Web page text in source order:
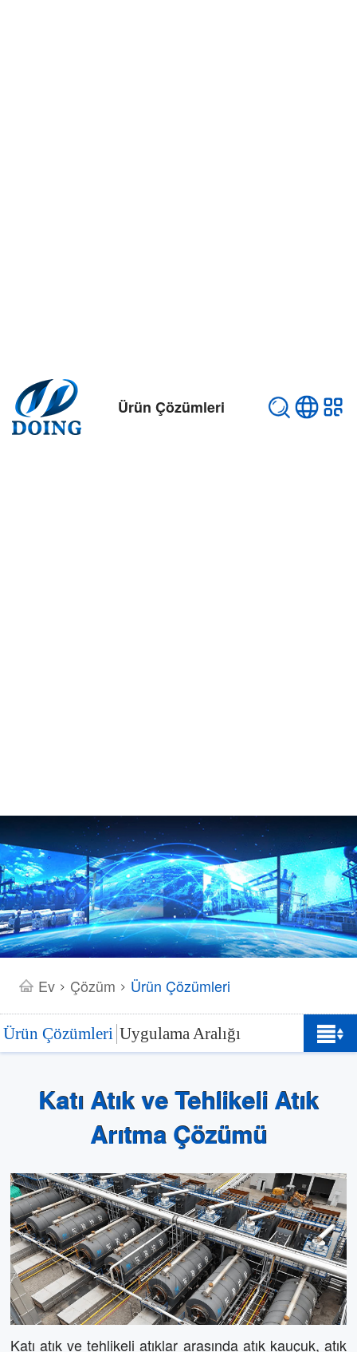
Ürün Çözümleri
Ev> Çözüm > Ürün Çözümleri
Ürün Çözümleri Uygulama Aralığı
Katı Atık ve Tehlikeli Atık
Arıtma Çözümü
Katı atık ve tehlikeli atıklar arasında atık kauçuk, atık